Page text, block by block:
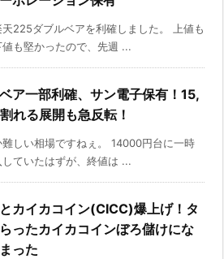
225ダブルベアを利確しました。 上値も
も堅かったので、先週 ...
ア一部利確、サン電子保有！15,
れる展開も急反転！
難しい相場ですねぇ。 14000円台に一時
していたはずが、終値は ...
カイカコイン(CICC)爆上げ！タ
ったカイカコインぼろ儲けにな
った